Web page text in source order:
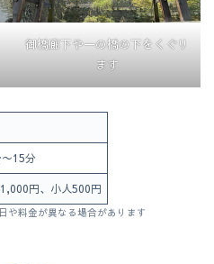
御橋廊下や一の橋の下をくぐり
ます
15分
円、小人500円
や料金が異なる場合があります